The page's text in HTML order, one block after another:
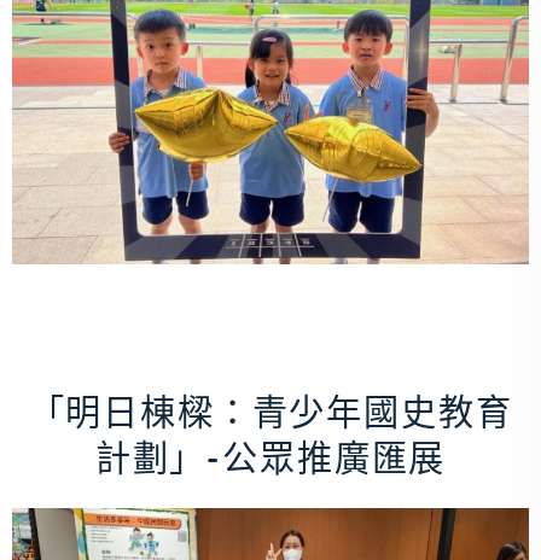
「明日棟樑：青少年國史教育
計劃」-公眾推廣匯展